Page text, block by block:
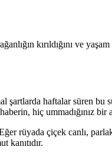
kırıldığını ve
haftalar süren bu
hiç ummadığınız bir
rüyada çiçek canlı,
kanıtıdır.